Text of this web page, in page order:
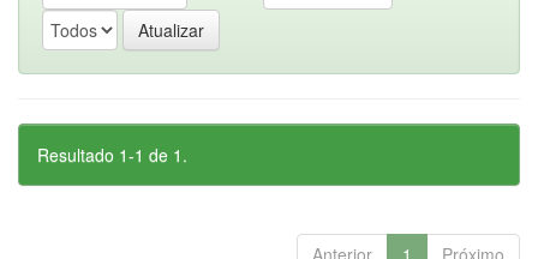
Resultado 1-1 de 1.
Anterior 1 Próximo